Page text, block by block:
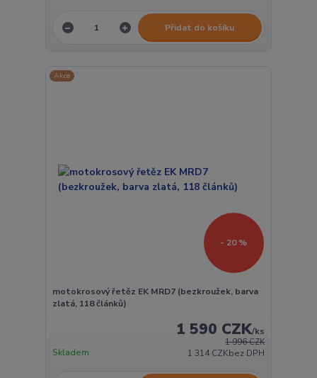
Přidat do košíku
Akce
- 20 %
motokrosový řetěz EK MRD7 (bezkroužek, barva
zlatá, 118 článků)
1 996 CZK
1 590 CZK/ks
1 314 CZKbez DPH
Skladem